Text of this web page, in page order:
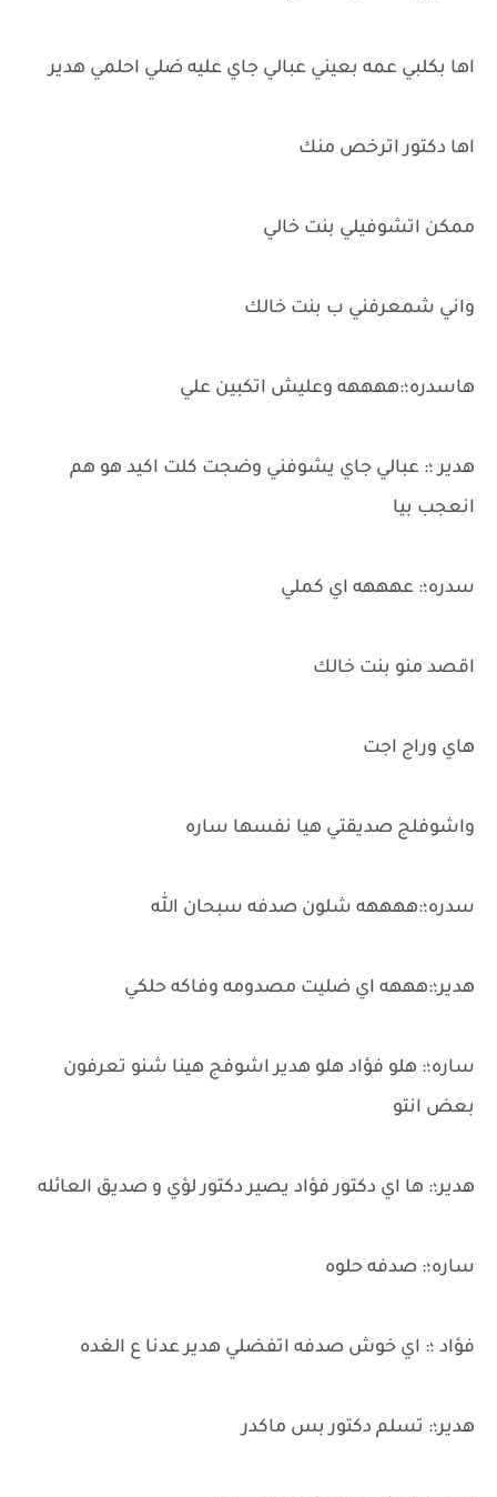
اها بكلبي عمه بعيني عبالي جاي عليه ضلي احلمي هدير
اها دكتور اترخص منك
ممكن اتشوفيلي بنت خالي
واني شمعرفني ب بنت خالك
هاسدره؛:ههههه وعليش اتكبين علي
هدير ؛: عبالي جاي يشوفني وضجت كلت اكيد هو هم
انعجب بيا
سدره؛: عهههه اي كملي
اقصد منو بنت خالك
هاي وراج اجت
واشوفلج صديقتي هيا نفسها ساره
سدره؛:ههههه شلون صدفه سبحان الله
هدير؛:هههه اي ضليت مصدومه وفاكه حلكي
ساره؛: هلو فؤاد هلو هدير اشوفج هينا شنو تعرفون
بعض انتو
هدير؛: ها اي دكتور فؤاد يصير دكتور لؤي و صديق العائله
ساره؛: صدفه حلوه
فؤاد ؛: اي خوش صدفه اتفضلي هدير عدنا ع الغده
هدير؛: تسلم دكتور بس ماكدر